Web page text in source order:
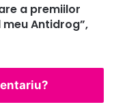
a premiilor
meu Antidrog”,